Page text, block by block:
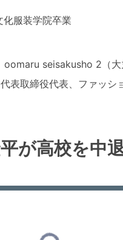
服装学院卒業
oomaru seisakusho 2（
表取締役代表、ファッシ
が高校を中